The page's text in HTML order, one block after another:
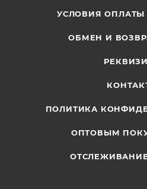
УСЛОВИЯ ОПЛАТЫ
ОБМЕН И
ПОЛИТИКА
ОПТОВЫМ